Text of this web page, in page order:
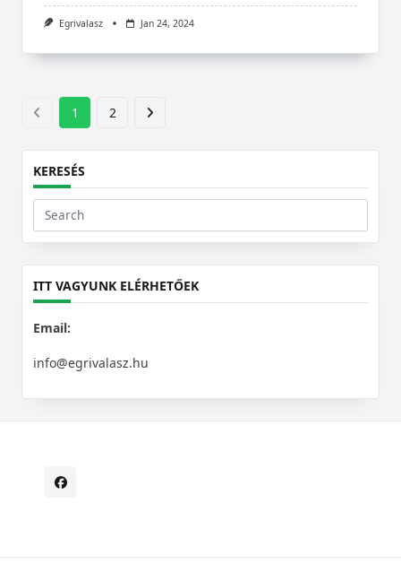
Egrivalasz Jan 24, 2024
1 2
KERESÉS
Search
for:
ITT VAGYUNK ELÉRHETŐEK
Email:
info@egrivalasz.hu